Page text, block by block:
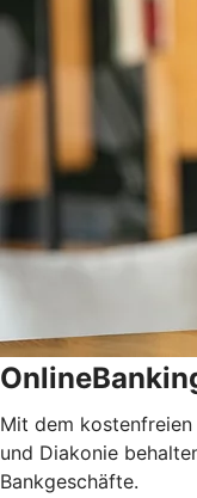
Mit dem
und Diakonie
Bankgeschäfte.